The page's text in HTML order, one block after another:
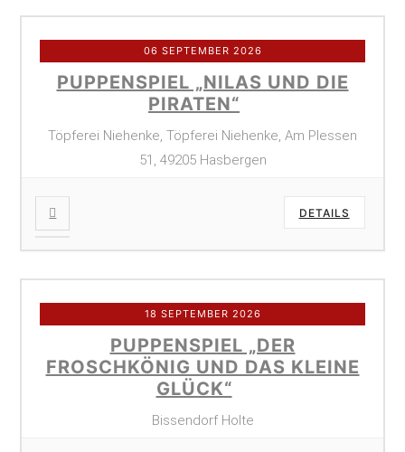
06 SEPTEMBER 2026
PUPPENSPIEL „NILAS UND DIE
PIRATEN“
Töpferei Niehenke, Töpferei Niehenke, Am Plessen
51, 49205 Hasbergen
DETAILS
18 SEPTEMBER 2026
PUPPENSPIEL „DER
FROSCHKÖNIG UND DAS KLEINE
GLÜCK“
Bissendorf Holte